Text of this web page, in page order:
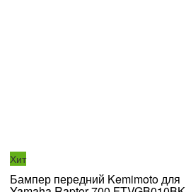
Хит
Бампер передний Kemimoto для